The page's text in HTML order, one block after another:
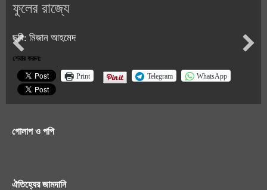
ফুলের রাজ্যে
ছবি: মিজান আহমেদ
শেয়ার করুন:
Print Telegram WhatsApp
গোলাপ ও পপি
ঐতিহ্যের জামদানি